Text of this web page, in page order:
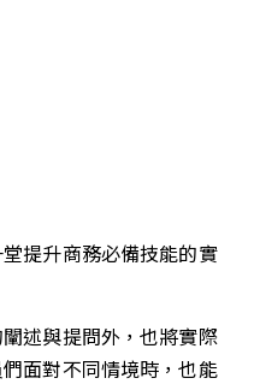
提升商務必備技能的實
述與提問外，也將實際
面對不同情境時，也能